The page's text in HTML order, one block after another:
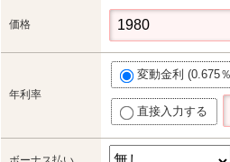
価格
年利率
変動金利 (0.675
直接入力する